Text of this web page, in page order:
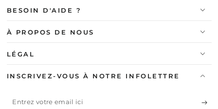
BESOIN D'AIDE ?
À PROPOS DE NOUS
LÉGAL
INSCRIVEZ-VOUS À NOTRE INFOLETTRE
Entrez